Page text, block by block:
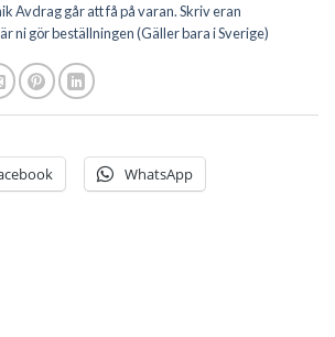
Avdrag går att få på varan. Skriv eran
ni gör beställningen (Gäller bara i Sverige)
WhatsApp